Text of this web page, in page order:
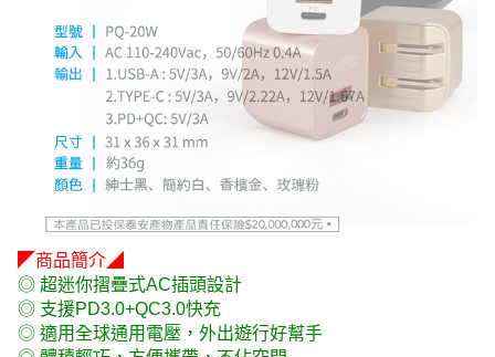
◤商品簡介◢
◎ 超迷你摺疊式AC插頭設計
◎ 支援PD3.0+QC3.0快充
◎ 適用全球通用電壓，外出遊行好幫手